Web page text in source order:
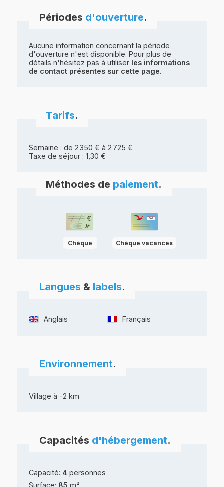
Périodes d'ouverture.
Aucune information concernant la période
d'ouverture n'est disponible. Pour plus de
détails n'hésitez pas à utiliser les informations
de contact présentes sur cette page.
Tarifs.
Semaine : de 2 350 € à 2 725 €
Taxe de séjour : 1,30 €
Méthodes de paiement.
Chèque Chèque vacances
Langues & labels.
Anglais Français
Environnement.
Village à -2 km
Capacités d'hébergement.
Capacité: 4 personnes